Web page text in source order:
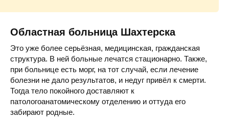
Областная больница Шахтерска
Это уже более серьёзная, медицинская, гражданская
структура. В ней больные лечатся стационарно. Также,
при больнице есть морг, на тот случай, если лечение
болезни не дало результатов, и недуг привёл к смерти.
Тогда тело покойного доставляют к
патологоанатомическому отделению и оттуда его
забирают родные.